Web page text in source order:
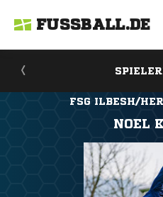
FUSSBALL.DE
FSG ILBESH/
NOEL